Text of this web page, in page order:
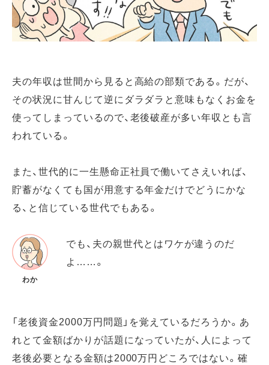
夫の年収は世間から見ると高給の部類である。だが、
その状況に甘んじて逆にダラダラと意味もなくお金を
使ってしまっているので、老後破産が多い年収とも言
われている。
また、世代的に一生懸命正社員で働いてさえいれば、
貯蓄がなくても国が用意する年金だけでどうにかな
る、と信じている世代でもある。
わか
でも、夫の親世代とはワケが違うのだ
よ……。
「老後資金2000万円問題」を覚えているだろうか。あ
れとて金額ばかりが話題になっていたが、人によって
老後必要となる金額は2000万円どころではない。確